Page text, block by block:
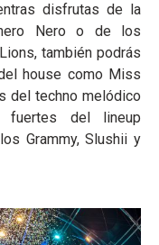
disfrutas de la
Nero o de los
también podrás
house como Miss
del techno melódico
fuertes del lineup
Grammy, Slushii y